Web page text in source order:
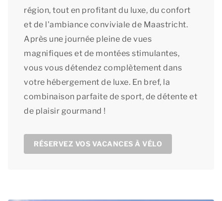
région, tout en profitant du luxe, du confort
et de l'ambiance conviviale de Maastricht.
Après une journée pleine de vues
magnifiques et de montées stimulantes,
vous vous détendez complètement dans
votre hébergement de luxe. En bref, la
combinaison parfaite de sport, de détente et
de plaisir gourmand !
RÉSERVEZ VOS VACANCES À VÉLO